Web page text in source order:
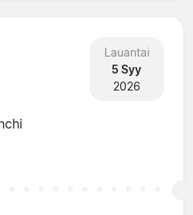
Lauantai
5 Syy
2026